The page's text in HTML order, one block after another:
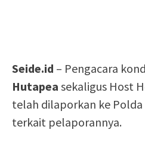
Seide.id – Pengacara
Hutapea sekaligus Host
telah dilaporkan ke
terkait pelaporannya.